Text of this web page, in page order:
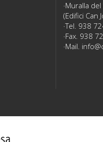
Muralla
(Edifici Can
Tel. 938
Fax. 938
Mail.